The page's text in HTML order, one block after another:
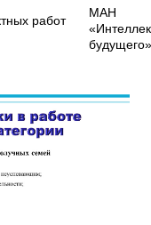
работ
МАН
будущего»